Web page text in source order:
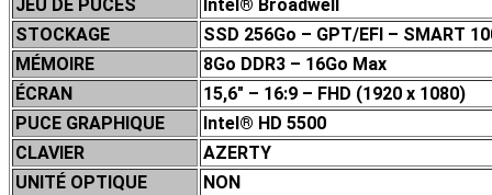
JEU DE PUCES
Intel® Broadwell
STOCKAGE
SSD 256Go – GPT/EFI – SMART
MÉMOIRE
8Go DDR3 – 16Go Max
ÉCRAN
15,6″ – 16:9 – FHD (1920 x 1080)
PUCE GRAPHIQUE
Intel ® HD 5500
CLAVIER
AZERTY
UNITÉ OPTIQUE
NON